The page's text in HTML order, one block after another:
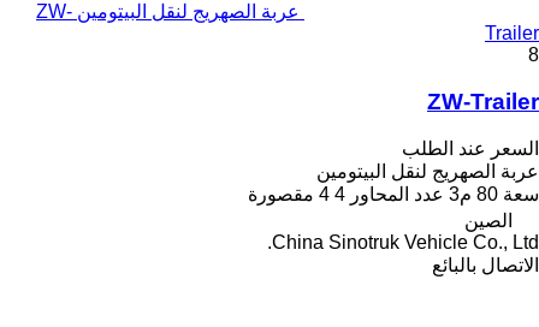
عربة الصهريج لنقل البيتومين ZW-
Trailer
8
ZW-Trailer
السعر عند الطلب
عربة الصهريج لنقل البيتومين
سعة 80 م3 عدد المحاور 4 4 مقصورة
الصين
China Sinotruk Vehicle Co., Ltd.
الاتصال بالبائع